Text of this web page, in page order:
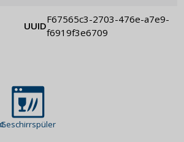
UUID
f67565c3-2703-476e-a7e9-
f6919f3e6709
Geschirrspüler